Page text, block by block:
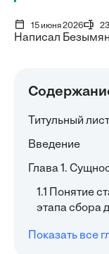
15 июня 2026
Написал
Титульный лист
Введение
Глава 1.
1.1 Понятие
этапа сбора
Показать все